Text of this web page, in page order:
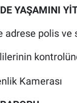
YAŞAMINI
adrese polis ve